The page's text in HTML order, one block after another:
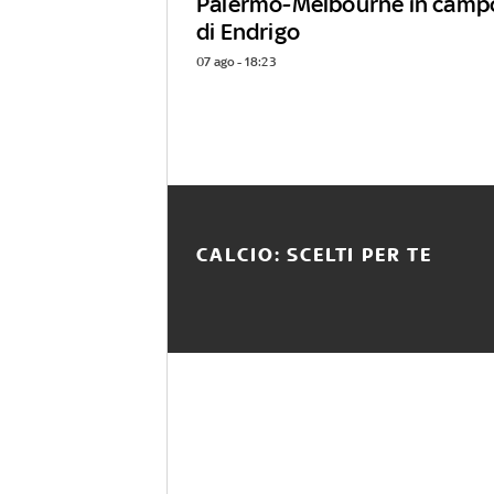
di Endrigo
07 ago - 18:23
CALCIO: SCELTI PER TE